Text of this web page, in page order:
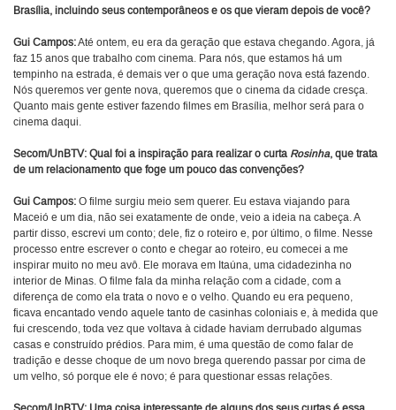
Brasília, incluindo seus contemporâneos e os que vieram depois de você?
Gui Campos:Até ontem, eu era da geração que estava chegando. Agora, já
faz 15 anos que trabalho com cinema. Para nós, que estamos há um
tempinho na estrada, é demais ver o que uma geração nova está fazendo.
Nós queremos ver gente nova, queremos que o cinema da cidade cresça.
Quanto mais gente estiver fazendo filmes em Brasília, melhor será para o
cinema daqui.
Secom/UnBTV: Qual foi a inspiração para realizar o curta Rosinha, que trata
de um relacionamento que foge um pouco das convenções?
Gui Campos: O filme surgiu meio sem querer. Eu estava viajando para
Maceió e um dia, não sei exatamente de onde, veio a ideia na cabeça. A
partir disso, escrevi um conto; dele, fiz o roteiro e, por último, o filme. Nesse
processo entre escrever o conto e chegar ao roteiro, eu comecei a me
inspirar muito no meu avô. Ele morava em Itaúna, uma cidadezinha no
interior de Minas. O filme fala da minha relação com a cidade, com a
diferença de como ela trata o novo e o velho. Quando eu era pequeno,
ficava encantado vendo aquele tanto de casinhas coloniais e, à medida que
fui crescendo, toda vez que voltava à cidade haviam derrubado algumas
casas e construído prédios. Para mim, é uma questão de como falar de
tradição e desse choque de um novo brega querendo passar por cima de
um velho, só porque ele é novo; é para questionar essas relações.